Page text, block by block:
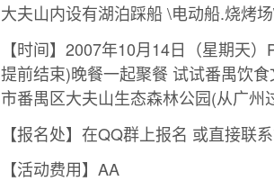
大夫山内设有湖泊踩船 \电动船.烧烤
【时间】2007年10月14日（星期天
提前结束)晚餐一起聚餐 试试番禺饮
市番禺区大夫山生态森林公园(从广
【报名处】在QQ群上报名 或直接联
【活动费用】AA